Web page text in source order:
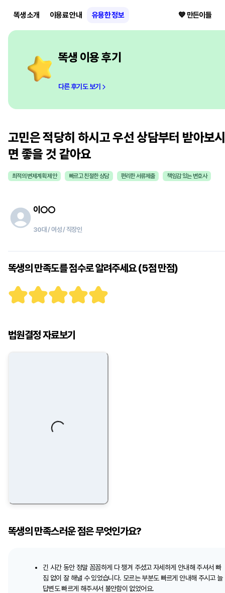
똑생 소개 이용료 안내 유용한 정보 💙 만든이들
똑생 이용 후기
다른 후기도 보기
고민은 적당히 하시고 우선 상담부터 받아보시
면 좋을 것 같아요
최적의 변제계획 제안 빠르고 친절한 상담 편리한 서류제출 책임감 있는 변호사
이○○
30대 / 여성 / 직장인
똑생의 만족도를 점수로 알려주세요 (5점 만점)
법원결정 자료보기
똑생의 만족스러운 점은 무엇인가요?
긴 시간 동안 정말 꼼꼼하게 다 챙겨 주셨고 자세하게 안내해 주셔서 빠
짐 없이 잘 해낼 수 있었습니다. 모르는 부분도 빠르게 안내해 주시고 늘
답변도 빠르게 해주셔서 불안함이 없었어요.